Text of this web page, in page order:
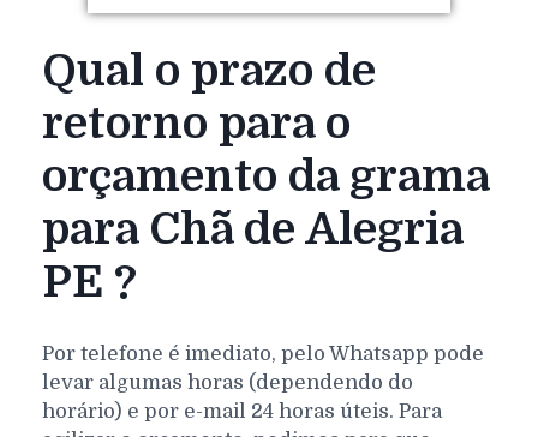
Qual o prazo de
retorno para o
orçamento da grama
para Chã de Alegria
PE ?
Por telefone é imediato, pelo Whatsapp pode
levar algumas horas (dependendo do
horário) e por e-mail 24 horas úteis. Para